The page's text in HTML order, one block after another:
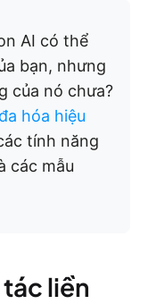
AI có thể
bạn, nhưng
của nó chưa?
hóa hiệu
tính năng
các mẫu
liền